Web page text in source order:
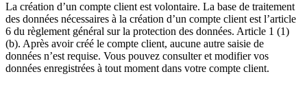
La création d’un compte client est volontaire. La base de traitement
des données nécessaires à la création d’un compte client est l’article
6 du règlement général sur la protection des données. Article 1 (1)
(b). Après avoir créé le compte client, aucune autre saisie de
données n’est requise. Vous pouvez consulter et modifier vos
données enregistrées à tout moment dans votre compte client.